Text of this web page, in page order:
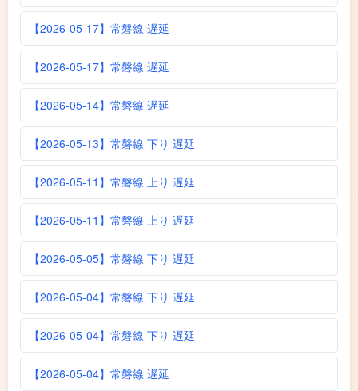
【2026-05-17】常磐線 遅延
【2026-05-17】常磐線 遅延
【2026-05-14】常磐線 遅延
【2026-05-13】常磐線 下り 遅延
【2026-05-11】常磐線 上り 遅延
【2026-05-11】常磐線 上り 遅延
【2026-05-05】常磐線 下り 遅延
【2026-05-04】常磐線 下り 遅延
【2026-05-04】常磐線 下り 遅延
【2026-05-04】常磐線 遅延